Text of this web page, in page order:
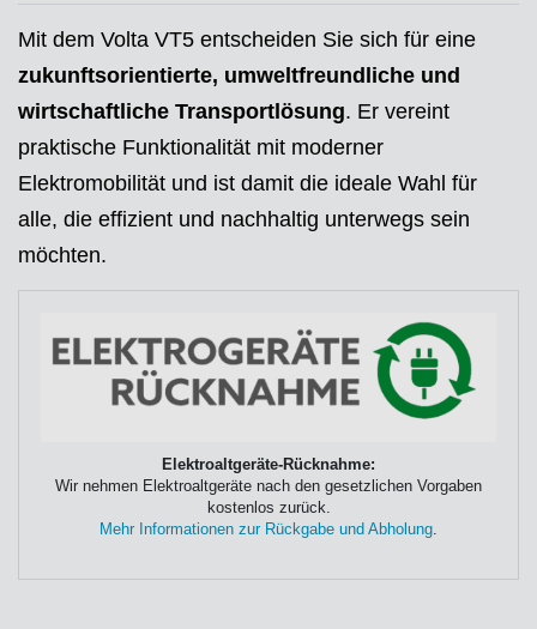
Mit dem Volta VT5 entscheiden Sie sich für eine
zukunftsorientierte, umweltfreundliche und
wirtschaftliche Transportlösung. Er vereint
praktische Funktionalität mit moderner
Elektromobilität und ist damit die ideale Wahl für
alle, die effizient und nachhaltig unterwegs sein
möchten.
Elektroaltgeräte-Rücknahme:
Wir nehmen Elektroaltgeräte nach den gesetzlichen Vorgaben
kostenlos zurück.
Mehr Informationen zur Rückgabe und Abholung.